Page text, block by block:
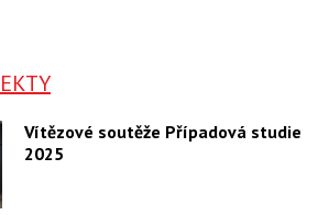
Vítězové soutěže Případová studie
2025